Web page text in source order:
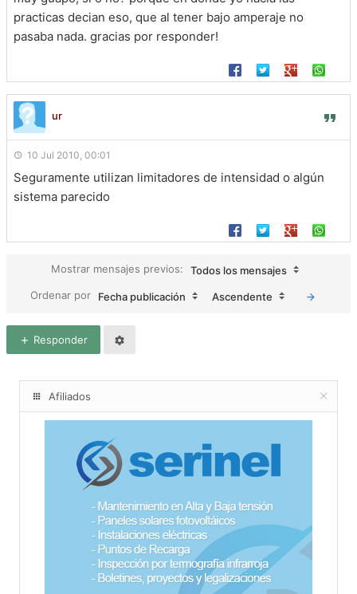
practicas decian eso, que al tener bajo amperaje no
pasaba nada. gracias por responder!
ur
10 Jul 2010, 00:01
Seguramente utilizan limitadores de intensidad o algún
sistema parecido
Mostrar mensajes previos:
Todos los mensajes
Ordenar por
Fecha publicación Ascendente
Responder
Afiliados